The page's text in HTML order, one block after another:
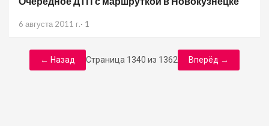
6 августа 2011 г.· 1
← Назад Страница 1340 из 1362 Вперёд →